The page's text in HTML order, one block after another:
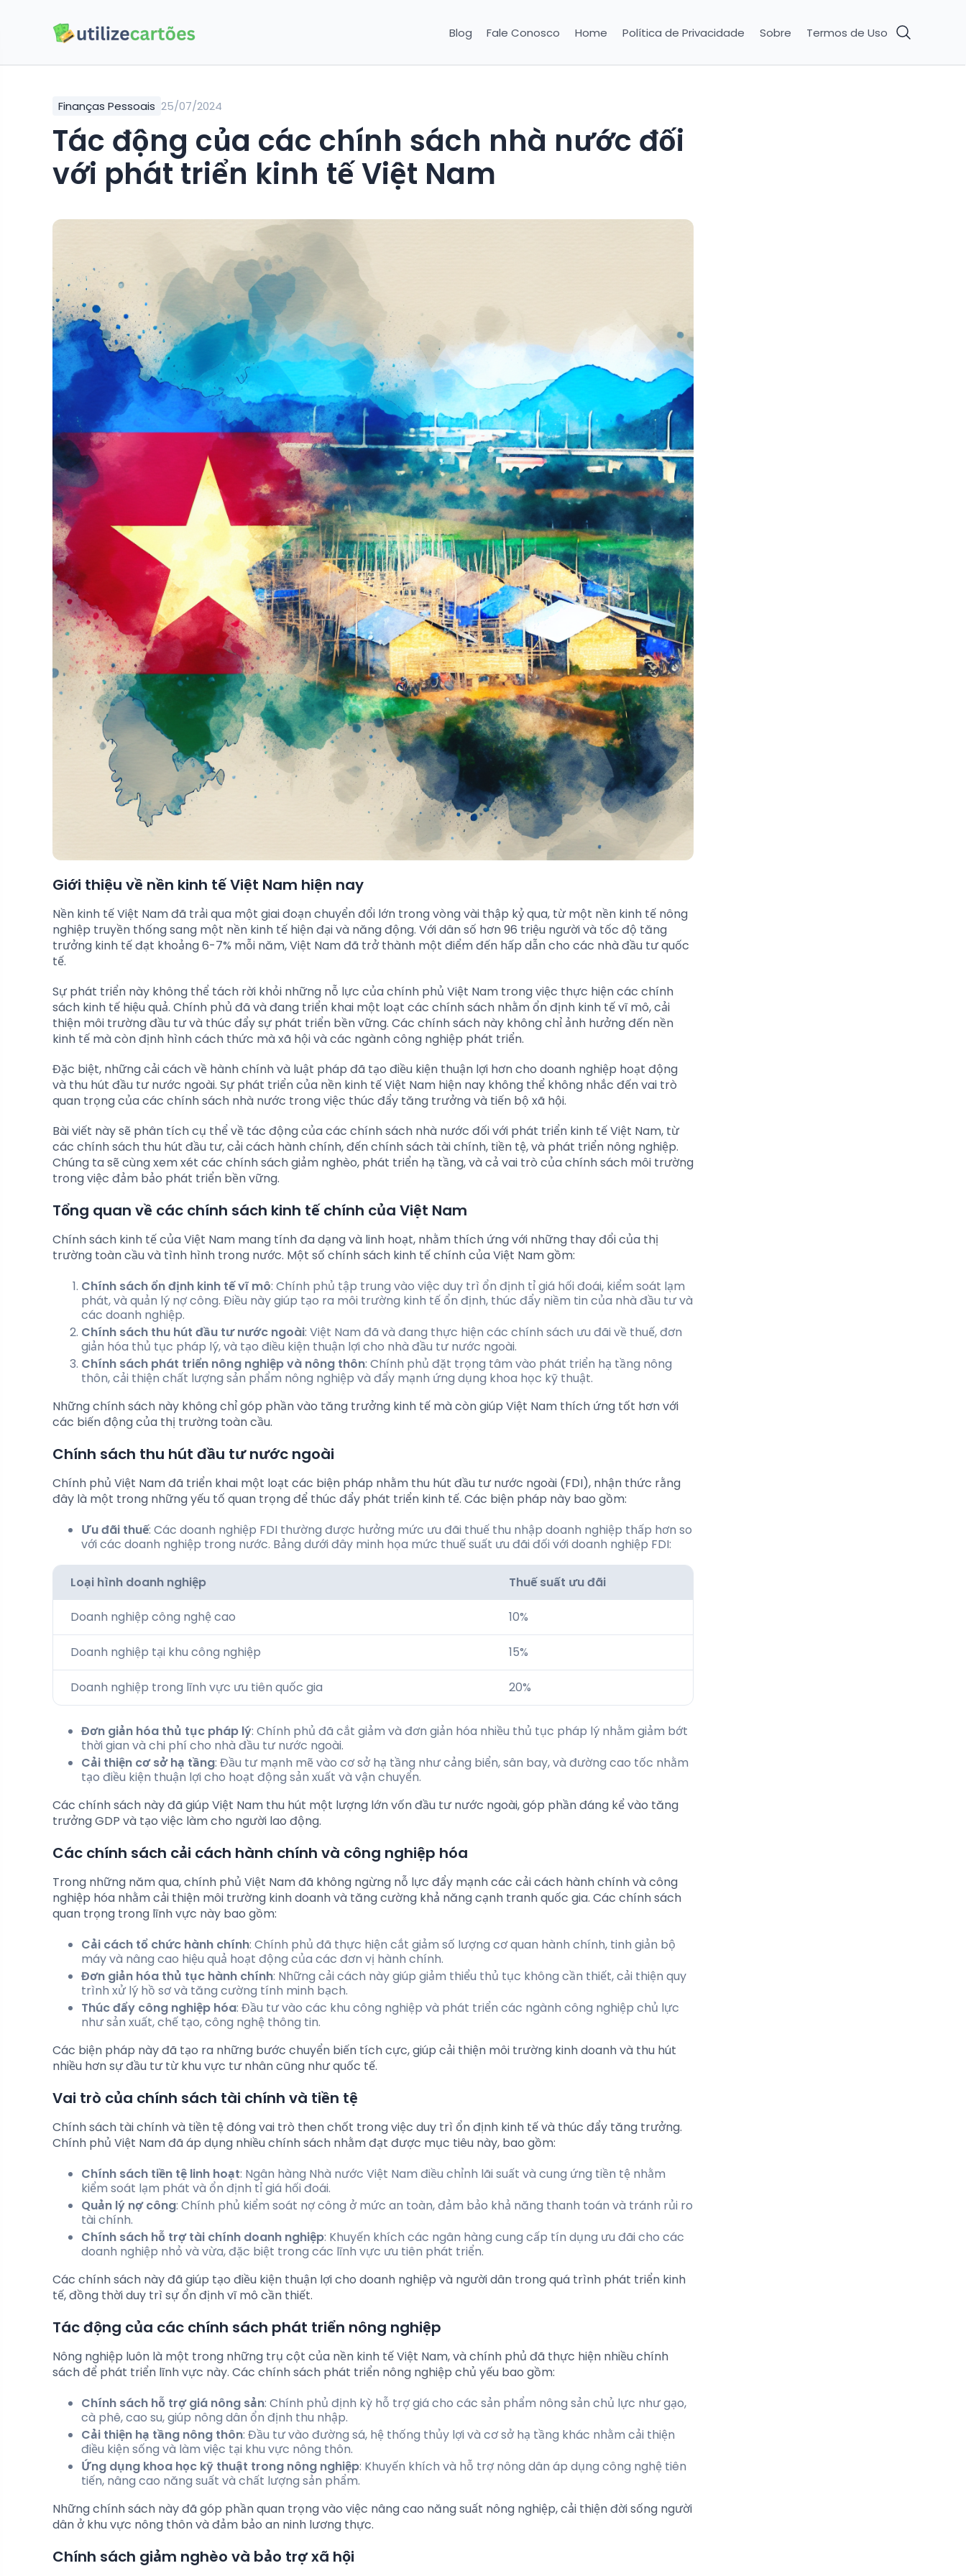
Blog Fale Conosco Home Política de Privacidade Sobre Termos de Uso
Finanças Pessoais 25/07/2024
Tác động của các chính sách nhà nước đối
với phát triển kinh tế Việt Nam
Giới thiệu về nền kinh tế Việt Nam hiện nay
Nền kinh tế Việt Nam đã trải qua một giai đoạn chuyển đổi lớn trong vòng vài thập kỷ qua, từ một nền kinh tế nông
nghiệp truyền thống sang một nền kinh tế hiện đại và năng động. Với dân số hơn 96 triệu người và tốc độ tăng
trưởng kinh tế đạt khoảng 6-7% mỗi năm, Việt Nam đã trở thành một điểm đến hấp dẫn cho các nhà đầu tư quốc
tế.
Sự phát triển này không thể tách rời khỏi những nỗ lực của chính phủ Việt Nam trong việc thực hiện các chính
sách kinh tế hiệu quả. Chính phủ đã và đang triển khai một loạt các chính sách nhằm ổn định kinh tế vĩ mô, cải
thiện môi trường đầu tư và thúc đẩy sự phát triển bền vững. Các chính sách này không chỉ ảnh hưởng đến nền
kinh tế mà còn định hình cách thức mà xã hội và các ngành công nghiệp phát triển.
Đặc biệt, những cải cách về hành chính và luật pháp đã tạo điều kiện thuận lợi hơn cho doanh nghiệp hoạt động
và thu hút đầu tư nước ngoài. Sự phát triển của nền kinh tế Việt Nam hiện nay không thể không nhắc đến vai trò
quan trọng của các chính sách nhà nước trong việc thúc đẩy tăng trưởng và tiến bộ xã hội.
Bài viết này sẽ phân tích cụ thể về tác động của các chính sách nhà nước đối với phát triển kinh tế Việt Nam, từ
các chính sách thu hút đầu tư, cải cách hành chính, đến chính sách tài chính, tiền tệ, và phát triển nông nghiệp.
Chúng ta sẽ cùng xem xét các chính sách giảm nghèo, phát triển hạ tầng, và cả vai trò của chính sách môi trường
trong việc đảm bảo phát triển bền vững.
Tổng quan về các chính sách kinh tế chính của Việt Nam
Chính sách kinh tế của Việt Nam mang tính đa dạng và linh hoạt, nhằm thích ứng với những thay đổi của thị
trường toàn cầu và tình hình trong nước. Một số chính sách kinh tế chính của Việt Nam gồm:
Chính sách ổn định kinh tế vĩ mô: Chính phủ tập trung vào việc duy trì ổn định tỉ giá hối đoái, kiểm soát lạm
phát, và quản lý nợ công. Điều này giúp tạo ra môi trường kinh tế ổn định, thúc đẩy niềm tin của nhà đầu tư và
các doanh nghiệp.
Chính sách thu hút đầu tư nước ngoài: Việt Nam đã và đang thực hiện các chính sách ưu đãi về thuế, đơn
giản hóa thủ tục pháp lý, và tạo điều kiện thuận lợi cho nhà đầu tư nước ngoài.
Chính sách phát triển nông nghiệp và nông thôn: Chính phủ đặt trọng tâm vào phát triển hạ tầng nông
thôn, cải thiện chất lượng sản phẩm nông nghiệp và đẩy mạnh ứng dụng khoa học kỹ thuật.
Những chính sách này không chỉ góp phần vào tăng trưởng kinh tế mà còn giúp Việt Nam thích ứng tốt hơn với
các biến động của thị trường toàn cầu.
Chính sách thu hút đầu tư nước ngoài
Chính phủ Việt Nam đã triển khai một loạt các biện pháp nhằm thu hút đầu tư nước ngoài (FDI), nhận thức rằng
đây là một trong những yếu tố quan trọng để thúc đẩy phát triển kinh tế. Các biện pháp này bao gồm:
Ưu đãi thuế: Các doanh nghiệp FDI thường được hưởng mức ưu đãi thuế thu nhập doanh nghiệp thấp hơn so
với các doanh nghiệp trong nước. Bảng dưới đây minh họa mức thuế suất ưu đãi đối với doanh nghiệp FDI:
Loại hình doanh nghiệp Thuế suất ưu đãi
Doanh nghiệp công nghệ cao 10%
Doanh nghiệp tại khu công nghiệp 15%
Doanh nghiệp trong lĩnh vực ưu tiên quốc gia 20%
Đơn giản hóa thủ tục pháp lý: Chính phủ đã cắt giảm và đơn giản hóa nhiều thủ tục pháp lý nhằm giảm bớt
thời gian và chi phí cho nhà đầu tư nước ngoài.
Cải thiện cơ sở hạ tầng: Đầu tư mạnh mẽ vào cơ sở hạ tầng như cảng biển, sân bay, và đường cao tốc nhằm
tạo điều kiện thuận lợi cho hoạt động sản xuất và vận chuyển.
Các chính sách này đã giúp Việt Nam thu hút một lượng lớn vốn đầu tư nước ngoài, góp phần đáng kể vào tăng
trưởng GDP và tạo việc làm cho người lao động.
Các chính sách cải cách hành chính và công nghiệp hóa
Trong những năm qua, chính phủ Việt Nam đã không ngừng nỗ lực đẩy mạnh các cải cách hành chính và công
nghiệp hóa nhằm cải thiện môi trường kinh doanh và tăng cường khả năng cạnh tranh quốc gia. Các chính sách
quan trọng trong lĩnh vực này bao gồm:
Cải cách tổ chức hành chính: Chính phủ đã thực hiện cắt giảm số lượng cơ quan hành chính, tinh giản bộ
máy và nâng cao hiệu quả hoạt động của các đơn vị hành chính.
Đơn giản hóa thủ tục hành chính: Những cải cách này giúp giảm thiểu thủ tục không cần thiết, cải thiện quy
trình xử lý hồ sơ và tăng cường tính minh bạch.
Thúc đẩy công nghiệp hóa: Đầu tư vào các khu công nghiệp và phát triển các ngành công nghiệp chủ lực
như sản xuất, chế tạo, công nghệ thông tin.
Các biện pháp này đã tạo ra những bước chuyển biến tích cực, giúp cải thiện môi trường kinh doanh và thu hút
nhiều hơn sự đầu tư từ khu vực tư nhân cũng như quốc tế.
Vai trò của chính sách tài chính và tiền tệ
Chính sách tài chính và tiền tệ đóng vai trò then chốt trong việc duy trì ổn định kinh tế và thúc đẩy tăng trưởng.
Chính phủ Việt Nam đã áp dụng nhiều chính sách nhằm đạt được mục tiêu này, bao gồm:
Chính sách tiền tệ linh hoạt: Ngân hàng Nhà nước Việt Nam điều chỉnh lãi suất và cung ứng tiền tệ nhằm
kiểm soát lạm phát và ổn định tỉ giá hối đoái.
Quản lý nợ công: Chính phủ kiểm soát nợ công ở mức an toàn, đảm bảo khả năng thanh toán và tránh rủi ro
tài chính.
Chính sách hỗ trợ tài chính doanh nghiệp: Khuyến khích các ngân hàng cung cấp tín dụng ưu đãi cho các
doanh nghiệp nhỏ và vừa, đặc biệt trong các lĩnh vực ưu tiên phát triển.
Các chính sách này đã giúp tạo điều kiện thuận lợi cho doanh nghiệp và người dân trong quá trình phát triển kinh
tế, đồng thời duy trì sự ổn định vĩ mô cần thiết.
Tác động của các chính sách phát triển nông nghiệp
Nông nghiệp luôn là một trong những trụ cột của nền kinh tế Việt Nam, và chính phủ đã thực hiện nhiều chính
sách để phát triển lĩnh vực này. Các chính sách phát triển nông nghiệp chủ yếu bao gồm:
Chính sách hỗ trợ giá nông sản: Chính phủ định kỳ hỗ trợ giá cho các sản phẩm nông sản chủ lực như gạo,
cà phê, cao su, giúp nông dân ổn định thu nhập.
Cải thiện hạ tầng nông thôn: Đầu tư vào đường sá, hệ thống thủy lợi và cơ sở hạ tầng khác nhằm cải thiện
điều kiện sống và làm việc tại khu vực nông thôn.
Ứng dụng khoa học kỹ thuật trong nông nghiệp: Khuyến khích và hỗ trợ nông dân áp dụng công nghệ tiên
tiến, nâng cao năng suất và chất lượng sản phẩm.
Những chính sách này đã góp phần quan trọng vào việc nâng cao năng suất nông nghiệp, cải thiện đời sống người
dân ở khu vực nông thôn và đảm bảo an ninh lương thực.
Chính sách giảm nghèo và bảo trợ xã hội